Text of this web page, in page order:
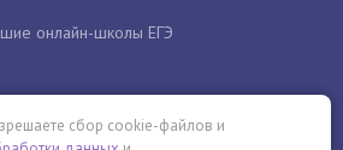
онлайн-школы ЕГЭ
сбор cookie-файлов и